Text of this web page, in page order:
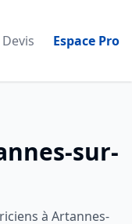
Devis Espace Pro
sur-
à Artannes-